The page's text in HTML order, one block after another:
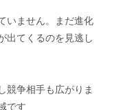
いません。まだ進化
出てくるのを見逃し
競争相手も広がりま
です